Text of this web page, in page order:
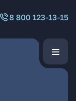
8 800 123-13-15